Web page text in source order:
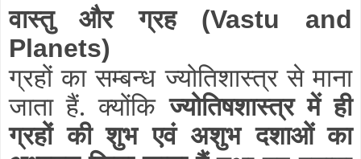
वास्तु और ग्रह
(Vastu and
Planets)
ग्रहों का सम्बन्ध ज्योतिशास्त्र से माना
जाता हैं. क्योंकिज्योतिषशास्त्र में ही
ग्रहों की शुभ एवं अशुभ दशाओं का